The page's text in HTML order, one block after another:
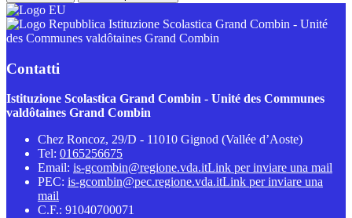
Istituzione Scolastica Grand Combin - Unité
des Communes valdôtaines Grand Combin
Contatti
Istituzione Scolastica Grand Combin - Unité des Communes
valdôtaines Grand Combin
Chez Roncoz, 29/D - 11010 Gignod (Vallée d’Aoste)
Tel: 0165256675
Email: is-gcombin@regione.vda.itLink per inviare una mail
PEC: is-gcombin@pec.regione.vda.itLink per inviare una
mail
C.F.: 91040700071